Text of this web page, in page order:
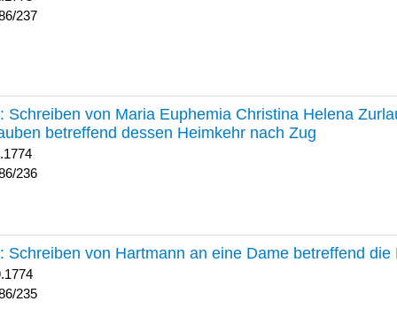
237
236 : Schreiben von Maria Euphemia Christina Helena
betreffend dessen Heimkehr nach Zug
236
235 : Schreiben von Hartmann an eine Dame betreffend
235